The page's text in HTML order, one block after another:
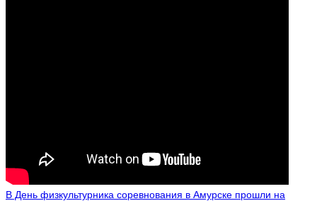
В День физкультурника соревнования в Амурске прошли на